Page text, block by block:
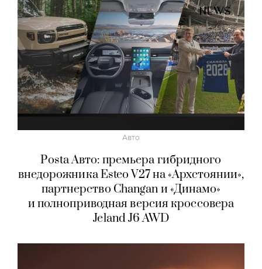
Авто
Posta Авто: премьера гибридного
внедорожника Esteo V27 на «Архстоянии»,
партнерство Changan и «Динамо»
и полноприводная версия кроссовера
Jeland J6 AWD